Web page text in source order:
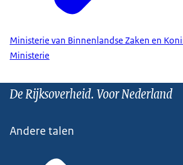
Ministerie van Binnenlandse Zaken en
Ministerie
De Rijksoverheid. Voor Nederland
Andere talen